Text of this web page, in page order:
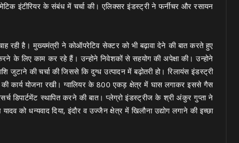
इंटीरियर के संबंध में चर्चा की। एलिक्सर इंडस्ट्री ने फर्नीचर और रसायन
रही है। मुख्यमंत्री ने कोऑपरेटिव सेक्टर को भी बढ़ावा देने की बात करते हुए
के लिए काम कर रहे हैं। उन्होने निवेशकों से सहयोग की अपेक्षा की। उन्होने
की चर्चा की जिससे कि दुग्ध उत्पादन में बढ़ोतरी हो। रिलायंस इंडस्ट्री
की कार्य योजना रखी। ग्वालियर के 800 एकड़ क्षेत्र में घास लगाकर इससे गैस
डिपार्टमेंट स्थापित करने की बात। प्लेग्रो इंडस्ट्रीज के श्री अंकुर गुप्ता ने
को धन्यवाद दिया, इंदौर व उज्जैन क्षेत्र में खिलौना उद्योग लगाने की इच्छा